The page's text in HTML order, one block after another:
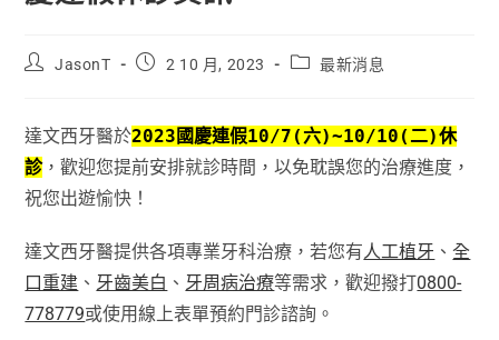
JasonT 2 10 月, 2023 最新消息
達文西牙醫於2023國慶連假10/7(六)~10/10(二)休
診，歡迎您提前安排就診時間，以免耽誤您的治療進度，
祝您出遊愉快！
達文西牙醫提供各項專業牙科治療，若您有人工植牙 、全
口重建 、 牙齒美白 、 牙周病治療等需求，歡迎撥打0800-
778779或使用線上表單預約門診諮詢。